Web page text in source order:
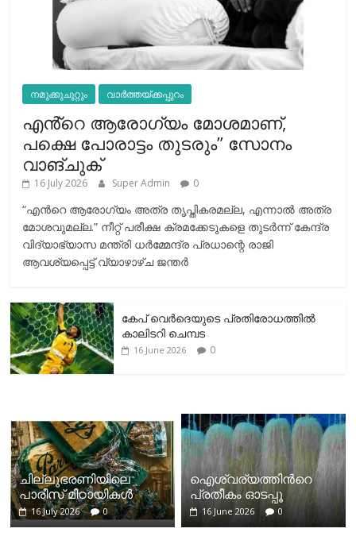
നമുക്കുചുറ്റും വാർത്തയ്ക്കപ്പുറം
എൻ്റെ ആരോഗ്യം മോശമാണ്,
പക്ഷെ പോരാട്ടം തുടരും” സോനം
വാങ്ചുക്
16 July 2026 Super Admin 0
“എന്‍റെ ആരോഗ്യം അത്ര തൃപ്തികരമല്ല, എന്നാൽ അത്ര
മോശവുമല്ല.” നീറ്റ് പരീക്ഷ ക്രമക്കേടുകളെ തുടർന്ന് കേന്ദ്ര
വിദ്യാഭ്യാസ മന്ത്രി ധർമ്മേന്ദ്ര പ്രധാന്റെ രാജി
ആവശ്യപ്പെട്ട് വ്യാഴാഴ്ച ജന്തർ
കേപ് വെര്‍ദെയുടെ പ്രതിരോധത്തില്‍
കാലിടറി ചെമ്പട
16 June 2026 0
ചില്ലുഭരണിയിലെ
പാരീസ് മിഠായികള്‍
16 July 2026 0
ഐശ്വര്യത്തിന്‍റെ
പ്രതീകം ഓടപ്പൂ
16 June 2026 0